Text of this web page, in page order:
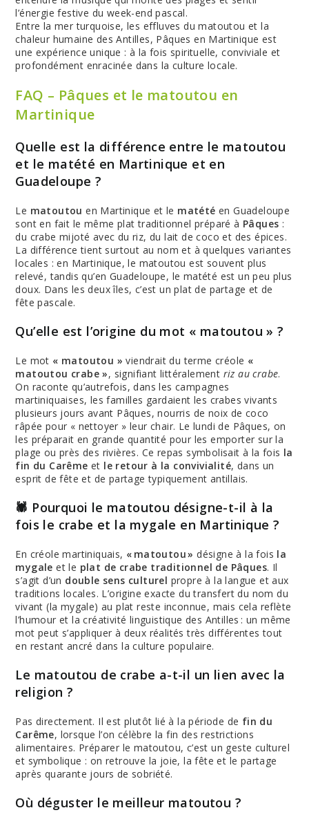
l’énergie festive du week-end pascal.
Entre la mer turquoise, les effluves du matoutou et la
chaleur humaine des Antilles, Pâques en Martinique est
une expérience unique : à la fois spirituelle, conviviale et
profondément enracinée dans la culture locale.
FAQ – Pâques et le matoutou en
Martinique
Quelle est la différence entre le matoutou
et le matété en Martinique et en
Guadeloupe ?
Le matoutou en Martinique et le matété en Guadeloupe
sont en fait le même plat traditionnel préparé à Pâques :
du crabe mijoté avec du riz, du lait de coco et des épices.
La différence tient surtout au nom et à quelques variantes
locales : en Martinique, le matoutou est souvent plus
relevé, tandis qu’en Guadeloupe, le matété est un peu plus
doux. Dans les deux îles, c’est un plat de partage et de
fête pascale.
Qu’elle est l’origine du mot « matoutou » ?
Le mot « matoutou » viendrait du terme créole «
matoutou crabe », signifiant littéralement riz au crabe.
On raconte qu’autrefois, dans les campagnes
martiniquaises, les familles gardaient les crabes vivants
plusieurs jours avant Pâques, nourris de noix de coco
râpée pour « nettoyer » leur chair. Le lundi de Pâques, on
les préparait en grande quantité pour les emporter sur la
plage ou près des rivières. Ce repas symbolisait à la fois la
fin du Carême et le retour à la convivialité, dans un
esprit de fête et de partage typiquement antillais.
🕷 Pourquoi le matoutou désigne-t-il à la
fois le crabe et la mygale en Martinique ?
En créole martiniquais, « matoutou » désigne à la fois la
mygale et le plat de crabe traditionnel de Pâques. Il
s’agit d’un double sens culturel propre à la langue et aux
traditions locales. L’origine exacte du transfert du nom du
vivant (la mygale) au plat reste inconnue, mais cela reflète
l’humour et la créativité linguistique des Antilles : un même
mot peut s’appliquer à deux réalités très différentes tout
en restant ancré dans la culture populaire.
Le matoutou de crabe a-t-il un lien avec la
religion ?
Pas directement. Il est plutôt lié à la période de fin du
Carême, lorsque l’on célèbre la fin des restrictions
alimentaires. Préparer le matoutou, c’est un geste culturel
et symbolique : on retrouve la joie, la fête et le partage
après quarante jours de sobriété.
Où déguster le meilleur matoutou ?